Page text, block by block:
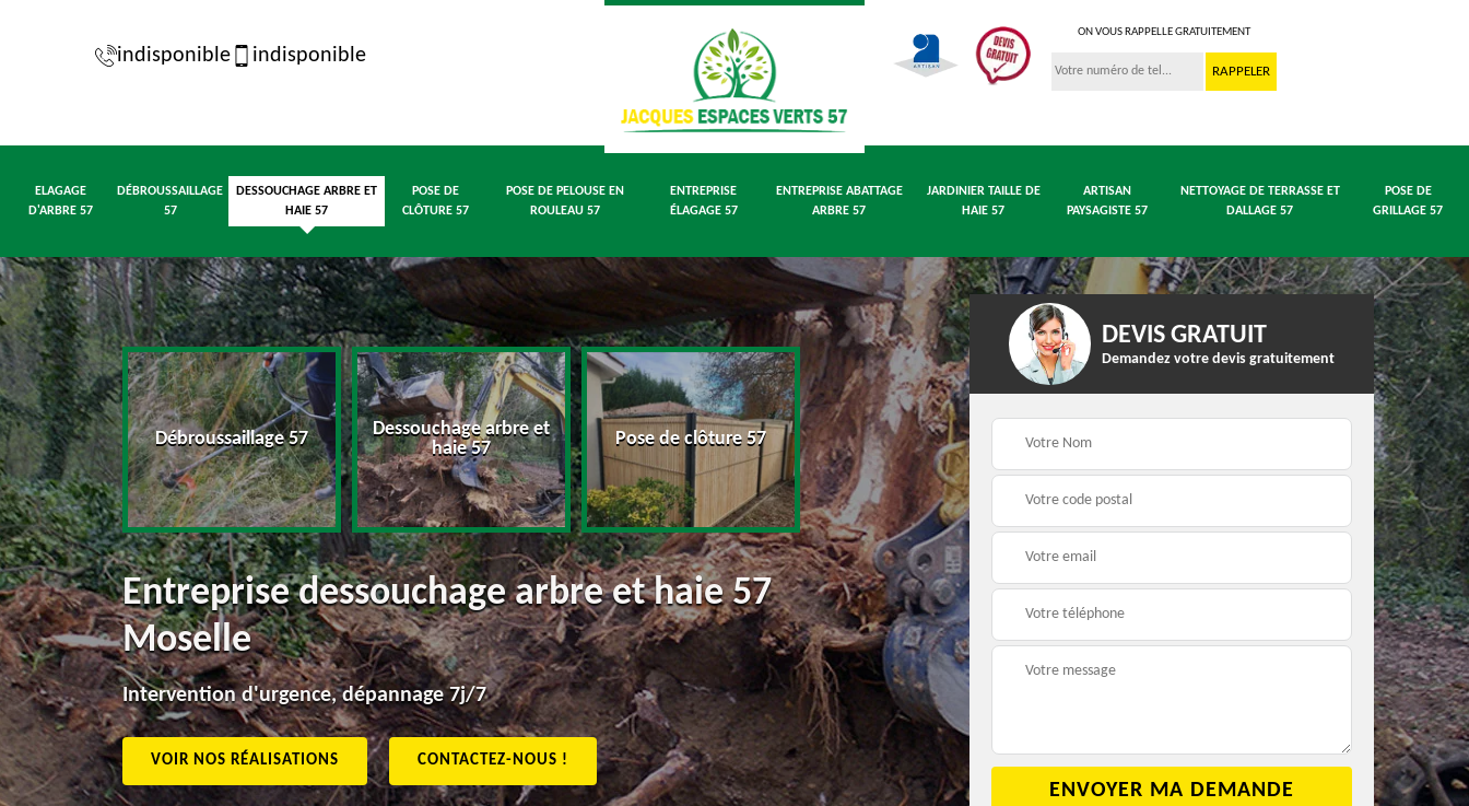
indisponible indisponible
ON VOUS RAPPELLE GRATUITEMENT
ELAGAGE
D'ARBRE 57
DÉBROUSSAILLAGE
57
DESSOUCHAGE ARBRE ET
HAIE 57
POSE DE
CLÔTURE 57
POSE DE PELOUSE EN
ROULEAU 57
ENTREPRISE
ÉLAGAGE 57
ENTREPRISE ABATTAGE
ARBRE 57
JARDINIER TAILLE DE
HAIE 57
ARTISAN
PAYSAGISTE 57
NETTOYAGE DE TERRASSE ET
DALLAGE 57
POSE DE
GRILLAGE 57
57 Débroussaillage 57
Dessouchage arbre et
haie 57
Pose de clôture 57
Pose de pelouse en
rouleau 57
Entreprise élagage 57
Entreprise abattage
arbre 57
Entreprise dessouchage arbre et haie 57
Moselle
Intervention d'urgence, dépannage 7j/7
VOIR NOS RÉALISATIONS CONTACTEZ-NOUS !
DEVIS GRATUIT
Demandez votre devis gratuitement